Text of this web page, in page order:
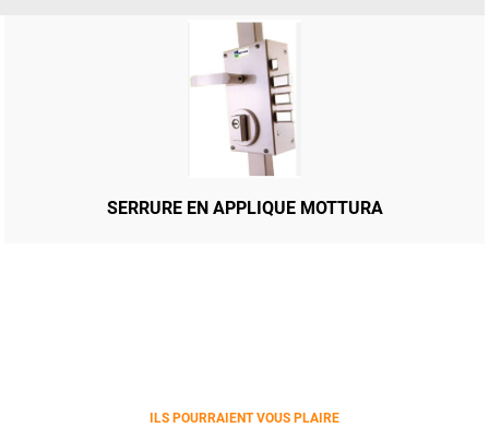
SERRURE EN APPLIQUE MOTTURA
CRÉMONE ENCASTRER STREMLER PT HAUT PT BAS
ILS POURRAIENT VOUS PLAIRE